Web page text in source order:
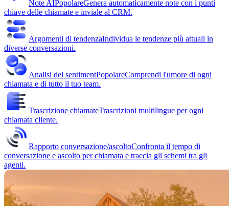
Note AIPopolareGenera automaticamente note con i punti
chiave delle chiamate e inviale al CRM.
Argomenti di tendenzaIndividua le tendenze più attuali in
diverse conversazioni.
Analisi del sentimentPopolareComprendi l'umore di ogni
chiamata e di tutto il tuo team.
Trascrizione chiamateTrascrizioni multilingue per ogni
chiamata cliente.
Rapporto conversazione/ascoltoConfronta il tempo di
conversazione e ascolto per chiamata e traccia gli schemi tra gli
agenti.